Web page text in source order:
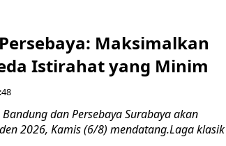
Maksimalkan
Istirahat yang Minim
Bandung dan Persebaya Surabaya akan
2026, Kamis (6/8) mendatang.Laga klasik